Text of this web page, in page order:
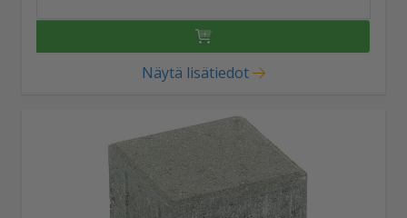
Näytä lisätiedot